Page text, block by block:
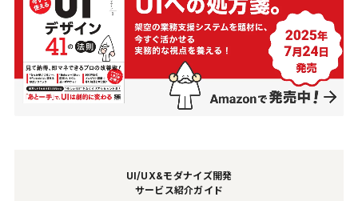
UI/UX&モダナイズ開発
サービス紹介ガイド